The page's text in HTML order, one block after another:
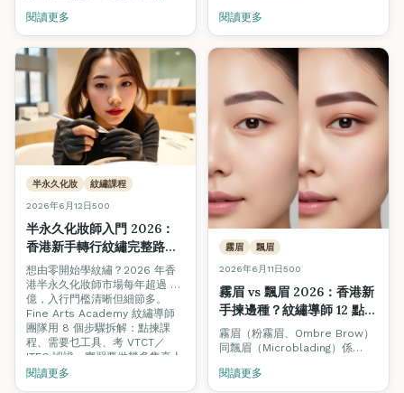
$13K 起步、導師時薪 $400–
$800，附揾工渠道與招聘陷阱避
雷。
閱讀更多 閱讀更多
半永久化妝 紋繡課程
2026年6月12日500
半永久化妝師入門 2026：
香港新手轉行紋繡完整路線
圖（從零到月入 \$30,000
＋）
想由零開始學紋繡？2026 年香
港半永久化妝師市場每年超過 8
億，入行門檻清晰但細節多。
Fine Arts Academy 紋繡導師
團隊用 8 個步驟拆解：點揀課
程、需要乜工具、考 VTCT／
ITEC 認證、實習要做幾多隻真人
手、開業點計成本，附第一年收
閱讀更多
霧眉 飄眉
2026年6月11日500
霧眉 vs 飄眉 2026：香港新
手揀邊種？紋繡導師 12 點完
整對照（含復原期＋價錢）
霧眉（粉霧眉、Ombre Brow）
同飄眉（Microblading）係
項目。但兩者技術、復原期、持
閱讀更多